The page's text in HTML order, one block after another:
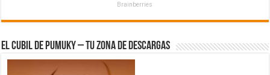
Brainberries
El Cubil de Pumuky – Tu zona de Descargas